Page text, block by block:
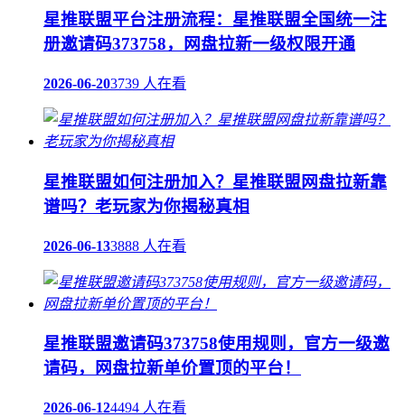
星推联盟平台注册流程：星推联盟全国统一注
册邀请码373758，网盘拉新一级权限开通
2026-06-203739 人在看
星推联盟如何注册加入？星推联盟网盘拉新靠
谱吗？老玩家为你揭秘真相
2026-06-133888 人在看
星推联盟邀请码373758使用规则，官方一级邀
请码，网盘拉新单价置顶的平台！
2026-06-124494 人在看